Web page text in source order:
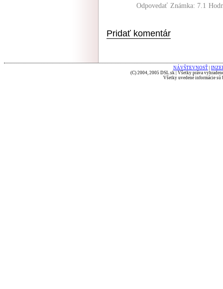
Odpovedať Známka: 7.1
Pridať komentár
NÁVŠTEVNOSŤ
(C) 2004, 2005 DSL.sk | Všetky práva
Všetky uvedené informácie sú